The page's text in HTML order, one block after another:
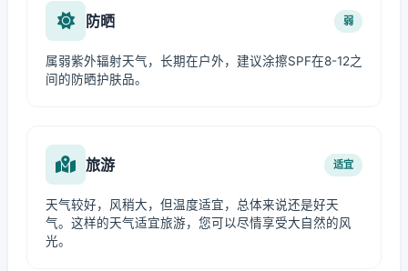
防晒 弱
属弱紫外辐射天气，长期在户外，建议涂擦SPF在8-12之
间的防晒护肤品。
旅游 适宜
天气较好，风稍大，但温度适宜，总体来说还是好天
气。这样的天气适宜旅游，您可以尽情享受大自然的风
光。